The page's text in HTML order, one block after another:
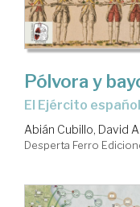
Pólvora y
El Ejército
Abián Cubillo, David A.
Desperta Ferro